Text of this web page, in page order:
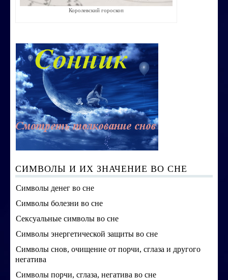
Королевский гороскоп
СИМВОЛЫ И ИХ ЗНАЧЕНИЕ ВО СНЕ
Символы денег во сне
Символы болезни во сне
Сексуальные символы во сне
Символы энергетической защиты во сне
Символы снов, очищение от порчи, сглаза и другого
негатива
Символы порчи, сглаза, негатива во сне